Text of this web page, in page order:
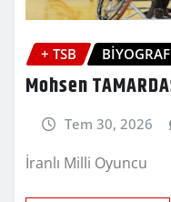
+ TSB
Mohsen
Tem 30, 2026
İranlı Milli Oyuncu